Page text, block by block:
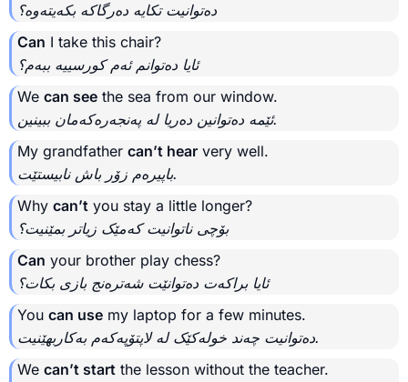
دەتوانیت تکایە دەرگاکە بکەیتەوە؟
Can I take this chair?
ئایا دەتوانم ئەم کورسییە ببەم؟
We can see the sea from our window.
ئێمە دەتوانین دەریا لە پەنجەرەکەمان ببینین.
My grandfather can’t hear very well.
باپیرەم زۆر باش نابیستێت.
Why can’t you stay a little longer?
بۆچی ناتوانیت کەمێک زیاتر بمێنیت؟
Can your brother play chess?
ئایا براکەت دەتوانێت شەترەنج بازی بکات؟
You can use my laptop for a few minutes.
دەتوانیت چەند خولەکێک لە لاپتۆپەکەم بەکاربهێنیت.
We can’t start the lesson without the teacher.